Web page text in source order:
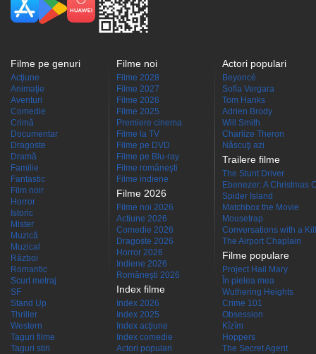
Filme pe genuri
Acţiune
Animaţie
Aventuri
Comedie
Crimă
Documentar
Dragoste
Dramă
Familie
Fantastic
Film noir
Horror
Istoric
Mister
Muzică
Muzical
Război
Romantic
Scurt metraj
SF
Stand Up
Thriller
Western
Taguri filme
Taguri stiri
Filme noi
Filme 2028
Filme 2027
Filme 2026
Filme 2025
Premiere cinema
Filme la TV
Filme pe DVD
Filme pe Blu-ray
Filme româneşti
Filme indiene
Filme 2026
Filme noi 2026
Actiune 2026
Comedie 2026
Dragoste 2026
Horror 2026
Indiene 2026
Româneşti 2026
Index filme
Index 2026
Index 2025
Index acţiune
Index comedie
Actori populari
Actori populari
Beyoncé
Sofía Vergara
Tom Hanks
Adrien Brody
Will Smith
Charlize Theron
Născuţi azi
Trailere filme
The Stunt Driver
Ebenezer: A Christmas
Spider Island
Matchbox the Movie
Mousetrap
Conversations with a
The Airport Chaplain
Filme populare
Project Hail Mary
În pielea mea
Wuthering Heights
Crime 101
Obsession
Kîzîm
Hoppers
The Secret Agent